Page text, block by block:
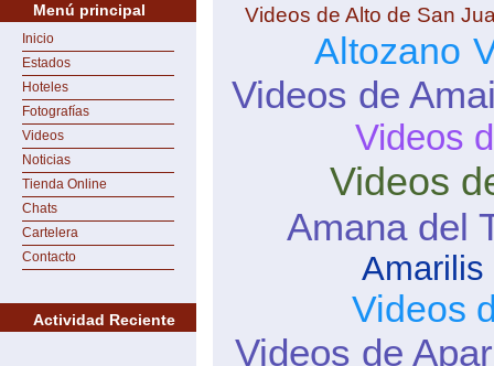
Menú principal
Inicio
Estados
Hoteles
Fotografías
Videos
Noticias
Tienda Online
Chats
Cartelera
Contacto
Actividad Reciente
Videos de Alto de San
Altozano
Videos de
Videos
Videos
Amana del
Amarilis
Videos
Videos de